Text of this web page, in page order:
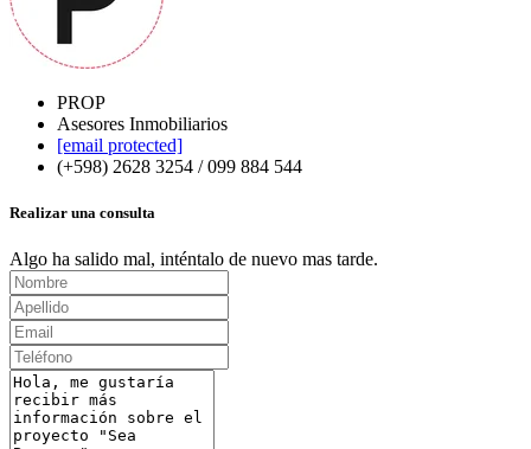
PROP
Asesores Inmobiliarios
[email protected]
(+598) 2628 3254 / 099 884 544
Realizar una consulta
Algo ha salido mal, inténtalo de nuevo mas tarde.